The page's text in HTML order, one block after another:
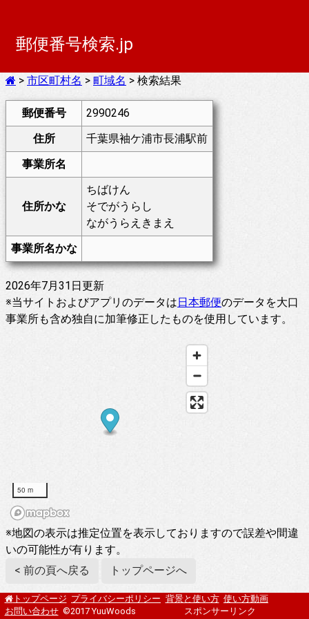
郵便番号検索.jp
> 市区町村名 > 町域名 > 検索結果
郵便番号
2990246
住所
千葉県袖ケ浦市長浦駅前
事業所名
住所かな
ちばけん
そでがうらし
ながうらえきまえ
事業所名かな
2026年7月31日更新
※当サイトおよびアプリのデータは日本郵便のデータを大口
事業所も含め独自に加筆修正したものを使用しています。
50 m
※地図の表示は推定位置を表示しておりますので誤差や間違
いの可能性が有ります。
< 前の頁へ戻る
トップページへ
トップページ プライバシーポリシー 背景と使い方 使い方動画
お問い合わせ ©2017 YuuWoods スポンサーリンク